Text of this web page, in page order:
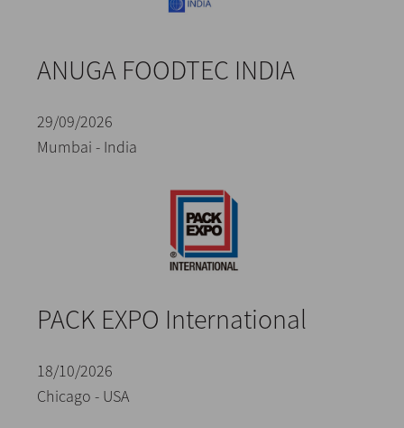
ANUGA FOODTEC INDIA
29/09/2026
Mumbai - India
PACK EXPO International
18/10/2026
Chicago - USA